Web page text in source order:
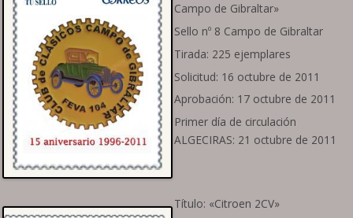
Campo de Gibraltar»
Sello nº 8 Campo de Gibraltar
Tirada: 225 ejemplares
Solicitud: 16 octubre de 2011
Aprobación: 17 octubre de 2011
Primer día de circulación
ALGECIRAS: 21 octubre de 2011
Título: «Citroen 2CV»